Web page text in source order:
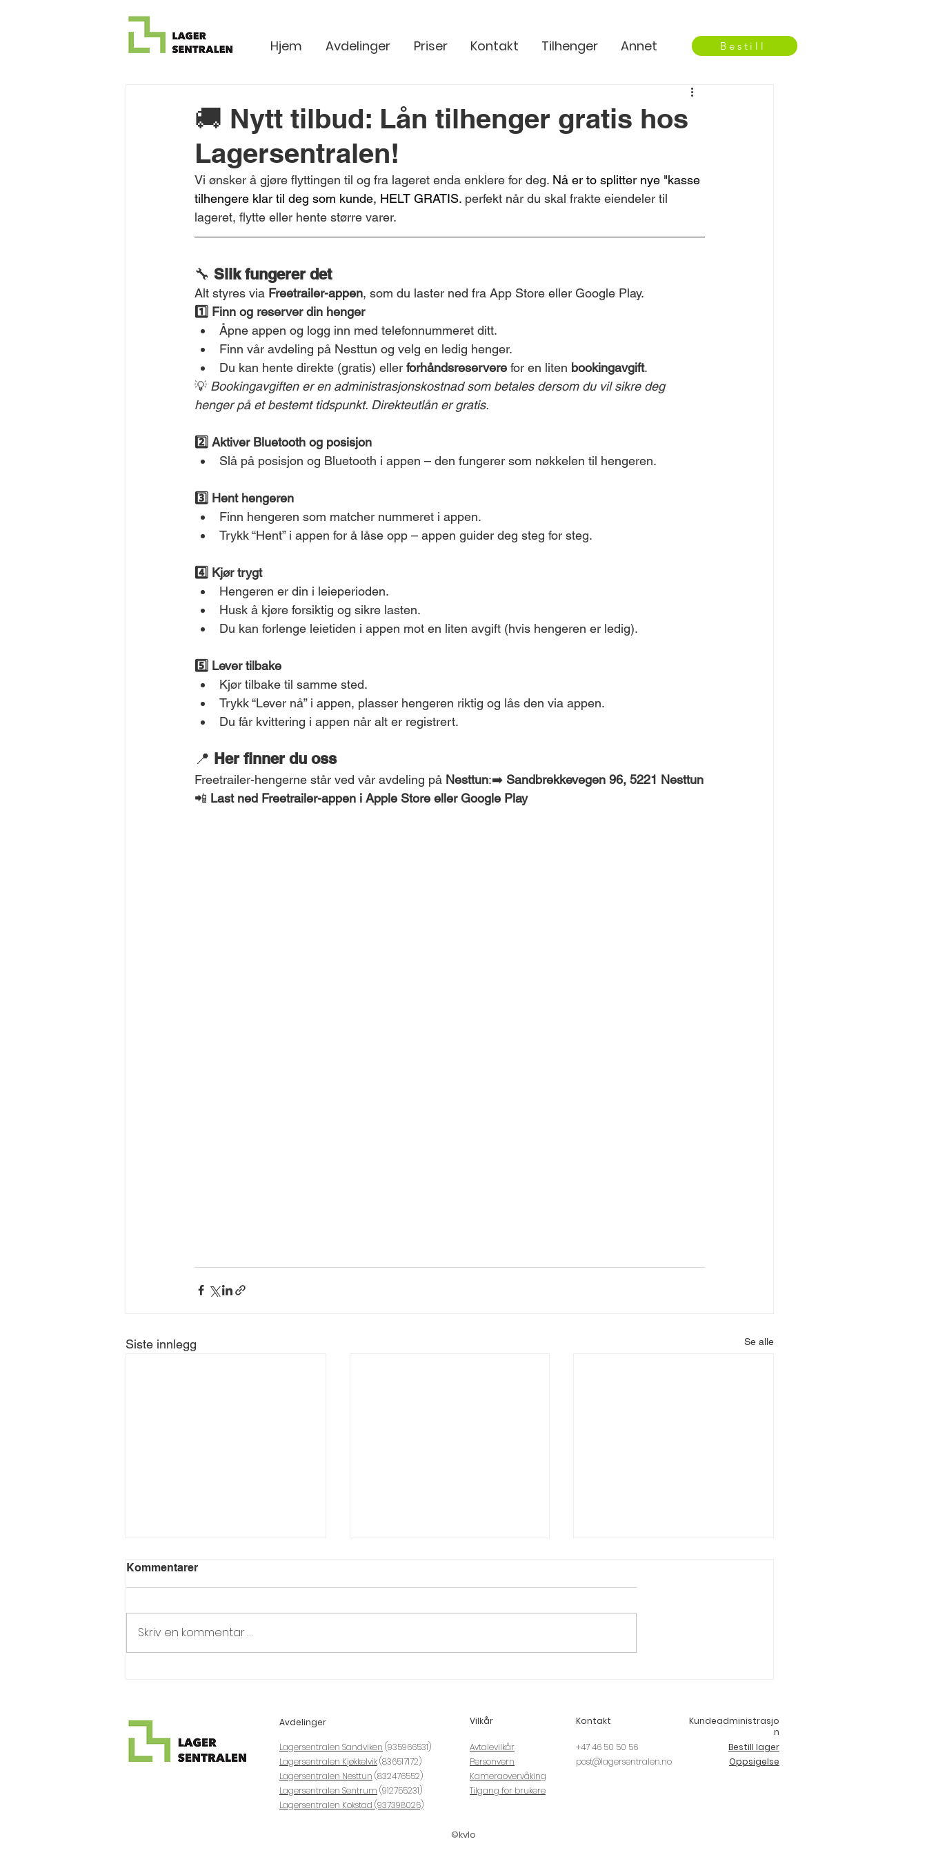
Hjem Avdelinger Priser Kontakt Tilhenger Annet Bestill
🚚 Nytt tilbud: Lån tilhenger gratis hos
Lagersentralen!
Vi ønsker å gjøre flyttingen til og fra lageret enda enklere for deg. Nå er to splitter nye "kasse
tilhengere klar til deg som kunde, HELT GRATIS. perfekt når du skal frakte eiendeler til
lageret, flytte eller hente større varer.
🔧 Slik fungerer det
Alt styres via Freetrailer-appen, som du laster ned fra App Store eller Google Play.
1️⃣ Finn og reserver din henger
Åpne appen og logg inn med telefonnummeret ditt.
Finn vår avdeling på Nesttun og velg en ledig henger.
Du kan hente direkte (gratis) eller forhåndsreservere for en liten bookingavgift.
💡 Bookingavgiften er en administrasjonskostnad som betales dersom du vil sikre deg
henger på et bestemt tidspunkt. Direkteutlån er gratis.
2️⃣ Aktiver Bluetooth og posisjon
Slå på posisjon og Bluetooth i appen – den fungerer som nøkkelen til hengeren.
3️⃣ Hent hengeren
Finn hengeren som matcher nummeret i appen.
Trykk “Hent” i appen for å låse opp – appen guider deg steg for steg.
4️⃣ Kjør trygt
Hengeren er din i leieperioden.
Husk å kjøre forsiktig og sikre lasten.
Du kan forlenge leietiden i appen mot en liten avgift (hvis hengeren er ledig).
5️⃣ Lever tilbake
Kjør tilbake til samme sted.
Trykk “Lever nå” i appen, plasser hengeren riktig og lås den via appen.
Du får kvittering i appen når alt er registrert.
📍 Her finner du oss
Freetrailer-hengerne står ved vår avdeling på Nesttun:➡️ Sandbrekkevegen 96, 5221 Nesttun
📲 Last ned Freetrailer-appen i Apple Store eller Google Play
Siste innlegg Se alle
Kommentarer
Skriv en kommentar …
Avdelinger
Lagersentralen Sandviken (935966531)
Lagersentralen Kjøkkelvik(836517172)
Lagersentralen Nesttun (832476552)
Lagersentralen Sentrum (912755231)
Vilkår
Avtalevilkår
Personvern
Kontakt
+47 46 50 50 56
post@lagersentralen.no
Kundeadministrasjo
n
Bestill lager
Oppsigelse
Kameraovervåking
Tilgang for brukere
Lagersentralen Kokstad (937398026)
©kvlo